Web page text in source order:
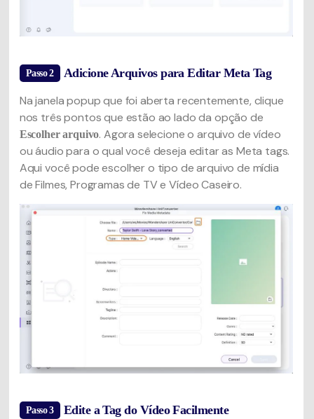
Passo 2 Adicione Arquivos para Editar Meta Tag
Na janela popup que foi aberta recentemente, clique
nos três pontos que estão ao lado da opção de
Escolher arquivo. Agora selecione o arquivo de vídeo
ou áudio para o qual você deseja editar as Meta tags.
Aqui você pode escolher o tipo de arquivo de mídia
de Filmes, Programas de TV e Vídeo Caseiro.
Passo 3 Edite a Tag do Vídeo Facilmente